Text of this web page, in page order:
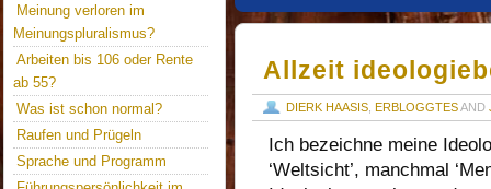
Allzeit
DIERK HAASIS ,ERBLOGGTESAND
Ich bezeichne meine
‘Weltsicht’, manchmal
Meinung verloren im
Meinungspluralismus?
Arbeiten bis 106 oder Rente
ab 55?
Was ist schon normal?
Raufen und Prügeln
Sprache und Programm